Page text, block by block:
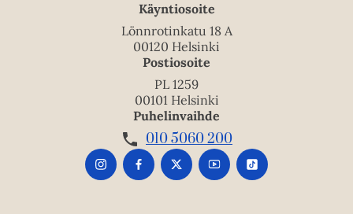
Käyntiosoite
Lönnrotinkatu 18 A
00120 Helsinki
Postiosoite
PL 1259
00101 Helsinki
Puhelinvaihde
010 5060 200